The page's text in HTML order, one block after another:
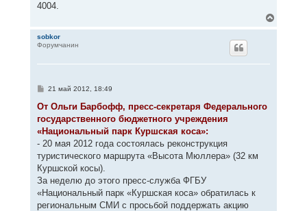
4004.
sobkor
Форумчанин
С
о
щ
е
и
е
21 май 2012, 18:49
От Ольги Барбофф, пресс-секретаря Федерального
государственного бюджетного учреждения
«Национальный парк Куршская коса»:
- 20 мая 2012 года состоялась реконструкция
туристического маршрута «Высота Мюллера» (32 км
Куршской косы).
За неделю до этого пресс-служба ФГБУ
«Национальный парк «Куршская коса» обратилась к
региональным СМИ с просьбой поддержать акцию